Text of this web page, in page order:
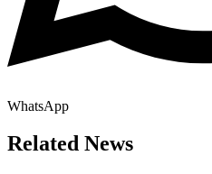
WhatsApp
Related News